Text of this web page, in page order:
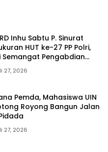
Inhu Sabtu P. Sinurat
HUT ke-27 PP Polri,
Semangat Pengabdian
27, 2026
Pemda, Mahasiswa UIN
Royong Bangun Jalan
27, 2026